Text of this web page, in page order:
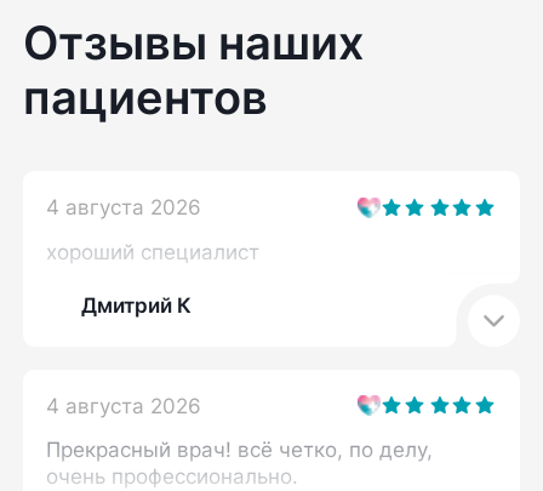
Отзывы наших
пациентов
4 августа 2026
хороший специалист
Дмитрий К
4 августа 2026
Прекрасный врач! всё четко, по делу,
очень профессионально.